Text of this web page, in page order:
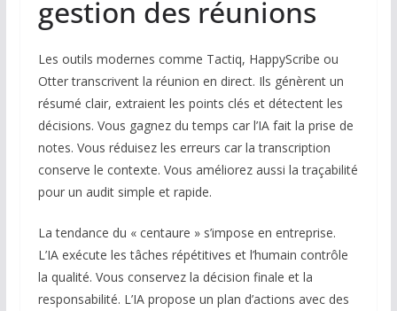
gestion des réunions
Les outils modernes comme Tactiq, HappyScribe ou
Otter transcrivent la réunion en direct. Ils génèrent un
résumé clair, extraient les points clés et détectent les
décisions. Vous gagnez du temps car l’IA fait la prise de
notes. Vous réduisez les erreurs car la transcription
conserve le contexte. Vous améliorez aussi la traçabilité
pour un audit simple et rapide.
La tendance du « centaure » s’impose en entreprise.
L’IA exécute les tâches répétitives et l’humain contrôle
la qualité. Vous conservez la décision finale et la
responsabilité. L’IA propose un plan d’actions avec des